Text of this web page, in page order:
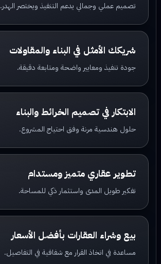
تصميم عملي وجمالي يدعم التنفيذ ويختصر الهدر.
شريكك الأمثل في البناء والمقاولات
جودة تنفيذ ومعايير واضحة ومتابعة دقيقة.
الابتكار في تصميم الخرائط والبناء
حلول هندسية مرنة وفق احتياج المشروع.
تطوير عقاري متميز ومستدام
تفكير طويل المدى واستثمار ذكي للمساحة.
بيع وشراء العقارات بأفضل الأسعار
مساعدة في اتخاذ القرار مع شفافية في التفاصيل.